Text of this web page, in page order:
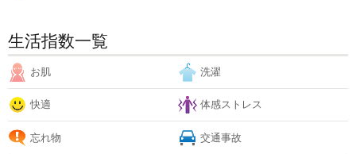
生活指数一覧
お肌 洗濯
快適 体感ストレス
忘れ物 交通事故